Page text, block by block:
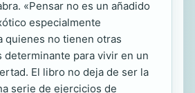
«Pensar no es un añadido
especialmente
quienes no tienen otras
determinante para vivir en un
El libro no deja de ser la
serie de ejercicios de